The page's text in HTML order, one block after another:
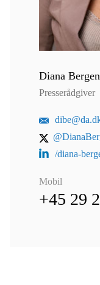
Diana
Presserådgiver
/diana-
Mobil
+45 29